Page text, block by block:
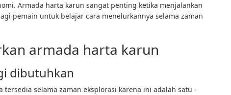
Armada harta karun sangat penting ketika menjalankan
pemain untuk belajar cara menelurkannya selama zaman
armada harta karun
dibutuhkan
tersedia selama zaman eksplorasi karena ini adalah satu -